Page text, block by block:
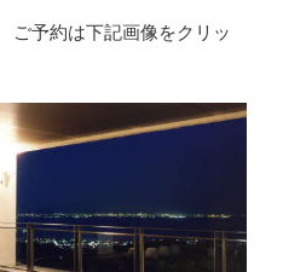
予約は下記画像をクリッ